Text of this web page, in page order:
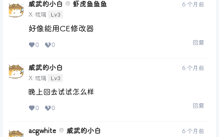
威武的小白 @ 虾虎鱼鱼鱼
X·琉璃 Lv3
6 个月前
好像能用CE修改器
0 0 回复
威武的小白
X·琉璃 Lv3
6 个月前
晚上回去试试怎么样
0 0 回复
acgwhite @ 威武的小白 6 个月前